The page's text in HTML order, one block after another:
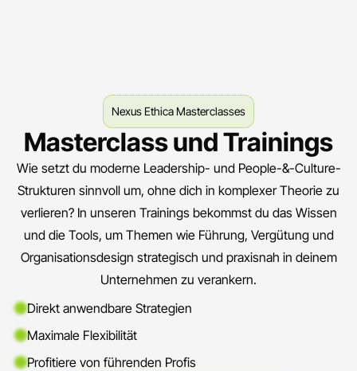
Nexus Ethica Masterclasses
Masterclass und Trainings
Wie setzt du moderne Leadership- und People-&-Culture-
Strukturen sinnvoll um, ohne dich in komplexer Theorie zu
verlieren? In unseren Trainings bekommst du das Wissen
und die Tools, um Themen wie Führung, Vergütung und
Organisationsdesign strategisch und praxisnah in deinem
Unternehmen zu verankern.
Direkt anwendbare Strategien
Maximale Flexibilität
Profitiere von führenden Profis